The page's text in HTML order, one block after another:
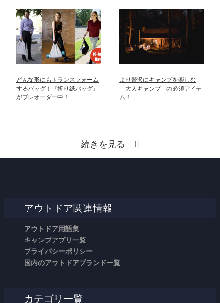
どんな形にもトランスフォーム
するバッグ！『折り紙バッグ』
がプレオーダー中！…
より贅沢にキャンプを楽しむ
「大人キャンプ」の必須アイテ
ム！…
続きを見る
アウトドア関連情報
アウトドア用語集
キャンプアプリ一覧
プライバシーポリシー
国内のアウトドアブランド一覧
カテゴリ一覧